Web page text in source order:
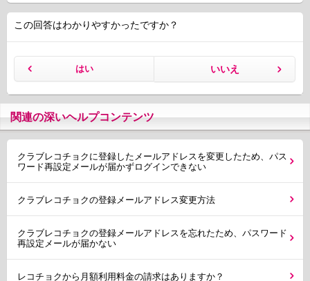
この回答はわかりやすかったですか？
はい いいえ
関連の深いヘルプコンテンツ
クラブレコチョクに登録したメールアドレスを変更したため、パス
ワード再設定メールが届かずログインできない
クラブレコチョクの登録メールアドレス変更方法
クラブレコチョクの登録メールアドレスを忘れたため、パスワード
再設定メールが届かない
レコチョクから月額利用料金の請求はありますか？